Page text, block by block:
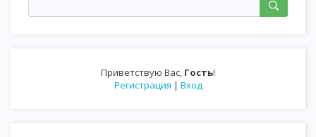
Приветствую Вас, Гость!
Регистрация | Вход